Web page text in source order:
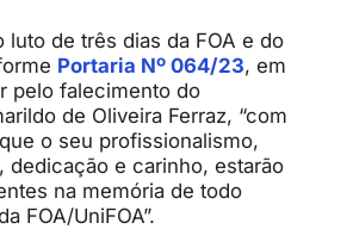
luto de três dias da FOA e do
Portaria Nº 064/23, em
pelo falecimento do
de Oliveira Ferraz, “com
o seu profissionalismo,
dedicação e carinho, estarão
na memória de todo
FOA/UniFOA”.